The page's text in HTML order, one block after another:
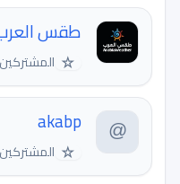
طقس
☆ المشتركين:
akabp
☆ المشتركين: